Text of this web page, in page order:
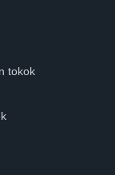
tokok